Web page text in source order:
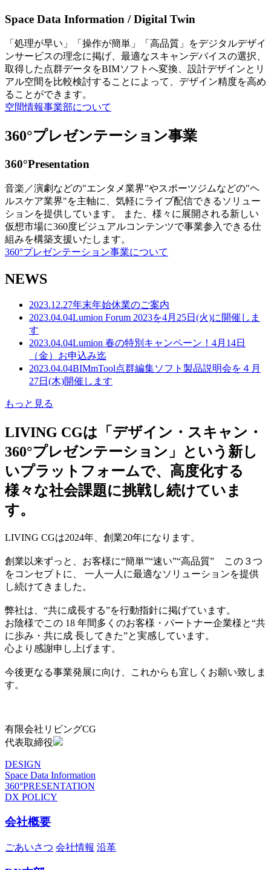
Space Data Information / Digital Twin
「処理が早い」「操作が簡単」「高品質」をデジタルデザイ
ンサービスの理念に掲げ、最適なスキャンデバイスの選択、
取得した点群データをBIMソフトへ変換、設計デザインとリ
アル空間を比較検討することによって、デザイン精度を高め
ることができます。
空間情報事業部について
360°プレゼンテーション事業
360°Presentation
音楽／演劇などの"エンタメ業界"やスポーツジムなどの"ヘ
ルスケア業界"を主軸に、気軽にライブ配信できるソリュー
ションを提供しています。 また、様々に展開される新しい
仮想市場に360度ビジュアルコンテンツで事業参入できる仕
組みを構築支援いたします。
360°プレゼンテーション事業について
NEWS
2023.12.27年末年始休業のご案内
2023.04.04Lumion Forum 2023を4月25日(火)に開催しま
す
2023.04.04Lumion 春の特別キャンペーン！4月14日
（金）お申込み迄
2023.04.04BIMmTool点群編集ソフト製品説明会を４月
27日(木)開催します
もっと見る
LIVING CGは「デザイン・スキャン・
360°プレゼンテーション」という新し
いプラットフォームで、高度化する
様々な社会課題に挑戦し続けていま
す。
LIVING CGは2024年、創業20年になります。
創業以来ずっと、お客様に“簡単”“速い”“高品質” この３つ
をコンセプトに、 一人一人に最適なソリューションを提供
し続けてきました。
弊社は、“共に成長する”を行動指針に掲げています。
お陰様でこの 18 年間多くのお客様・パートナー企業様と“共
に歩み・共に成 長してきた”と実感しています。
心より感謝申し上げます。
今後更なる事業発展に向け、これからも宜しくお願い致しま
す。
有限会社リビングCG
代表取締役
DESIGN
Space Data Information
360°PRESENTATION
DX POLICY
会社概要
ごあいさつ 会社情報 沿革